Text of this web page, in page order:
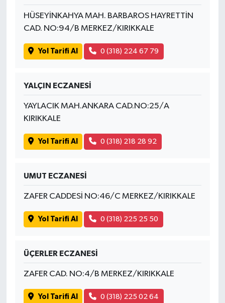
HÜSEYİNKAHYA MAH. BARBAROS HAYRETTİN
CAD. NO:94/B MERKEZ/KIRIKKALE
Yol Tarifi Al 0 (318) 224 67 79
YALÇIN ECZANESİ
YAYLACIK MAH.ANKARA CAD.NO:25/A
KIRIKKALE
Yol Tarifi Al 0 (318) 218 28 92
UMUT ECZANESİ
ZAFER CADDESİ NO:46/C MERKEZ/KIRIKKALE
Yol Tarifi Al 0 (318) 225 25 50
ÜÇERLER ECZANESİ
ZAFER CAD. NO:4/B MERKEZ/KIRIKKALE
Yol Tarifi Al 0 (318) 225 02 64